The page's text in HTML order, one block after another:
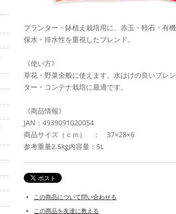
プランター・鉢植え栽培用に、赤玉・軽石・有
保水・排水性を重視したブレンド。
《使い方》
草花・野菜全般に使えます。水はけの良いブレ
ター・コンテナ栽培に最適です。
《商品情報》
JAN：4939091020054
商品サイズ（ｃｍ） ： 37×28×6
参考重量2.5kg内容量：5L
この商品について問い合わせる
この商品を友達に教える